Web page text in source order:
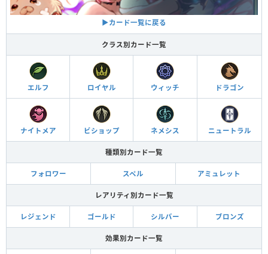
▶︎カード一覧に戻る
クラス別カード一覧
エルフ ロイヤル ウィッチ ドラゴン
ナイトメア ビショップ ネメシス ニュートラル
種類別カード一覧
フォロワー スペル アミュレット
レアリティ別カード一覧
レジェンド ゴールド シルバー ブロンズ
効果別カード一覧